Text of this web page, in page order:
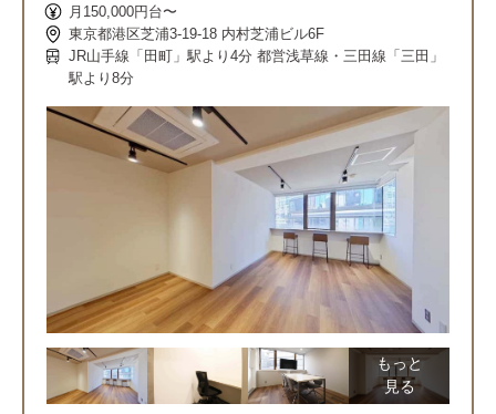
月150,000円台〜
東京都港区芝浦3-19-18 内村芝浦ビル6F
JR山手線「田町」駅より4分 都営浅草線・三田線「三田」
駅より8分
もっと
見る